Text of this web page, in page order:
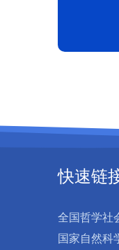
快速链
全国哲学社
国家自然科